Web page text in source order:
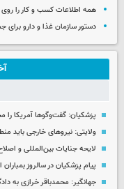
همه اطلاعات کسب‌ و کار را
دستور سازمان غذا و دارو برای جمع‌آوری ۳
پزشکیان: گفت‌وگوها آمریکا را
ولایتی: نیروهای خارجی باید
لایحه جنایات بین‌المللی و
پیام پزشکیان در سالروز
جهانگیر: محمدباقر خرازی به